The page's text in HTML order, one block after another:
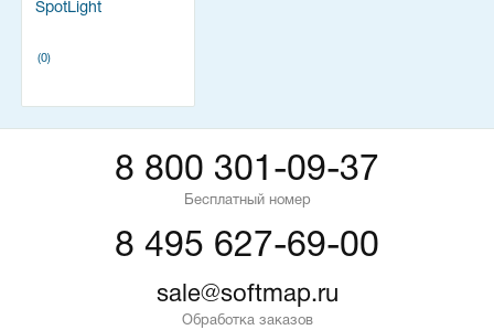
SpotLight
(0)
8 800 301-09-37
Бесплатный номер
8 495 627-69-00
sale@softmap.ru
Обработка заказов